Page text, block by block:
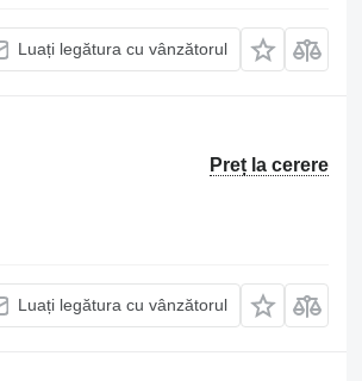
Luați legătura cu vânzătorul
Preț la cerere
Luați legătura cu vânzătorul